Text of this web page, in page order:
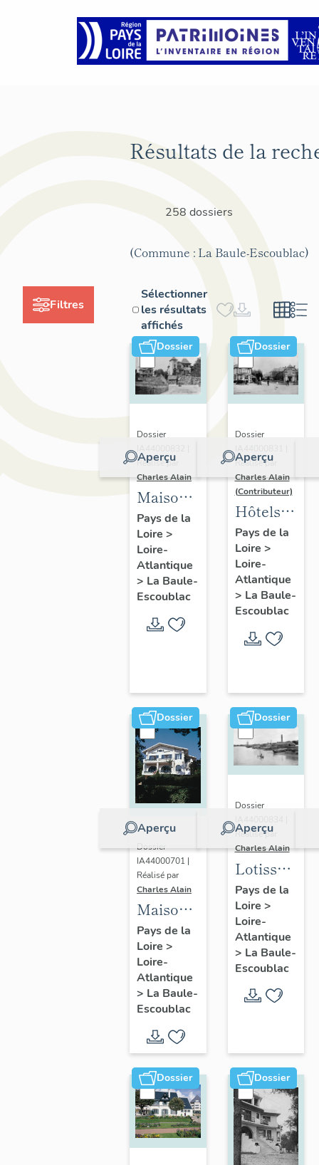
Filtres
Résultats de la
258 dossiers
(Commune : La Baule-Escoublac)
Sélectionner
les résultats
affichés
Dossier
Aperçu
Dossier
Réalisé par
Charles Alain
Maisons
dites
villas
balnéaires
et
immeubles
logements
de La
Baule-
Escoublac
Pays de la
Loire >
Loire-
Atlantique
> La Baule-
Escoublac
Dossier
Aperçu
Dossier
Réalisé par
Charles Alain
(Contributeur)
Hôtels
de
voyageurs
de la
commune
de La
Baule-
Escoublac
Pays de la
Loire >
Loire-
Atlantique
> La Baule-
Escoublac
Dossier
Aperçu
Dossier
IA44000701 |
Réalisé par
Charles Alain
Maison
dite villa
balnéaire
Ohentzea,
7 avenue
Professeur-
Thiroloix
Pays de la
Loire >
Loire-
Atlantique
> La Baule-
Escoublac
Dossier
Aperçu
Dossier
Réalisé par
Charles Alain
concerté
Benoit
Pays de la
Loire >
Loire-
Atlantique
> La Baule-
Escoublac
Dossier Dossier